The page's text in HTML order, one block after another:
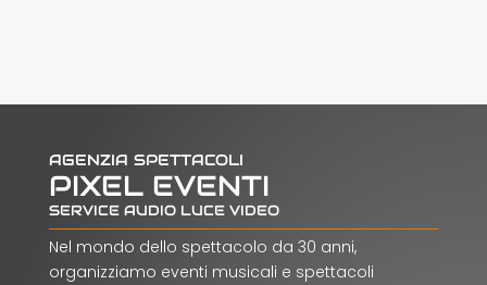
AGENZIA SPETTACOLI
PIXEL EVENTI
SERVICE AUDIO LUCE VIDEO
Nel mondo dello spettacolo da 30 anni,
organizziamo eventi musicali e spettacoli